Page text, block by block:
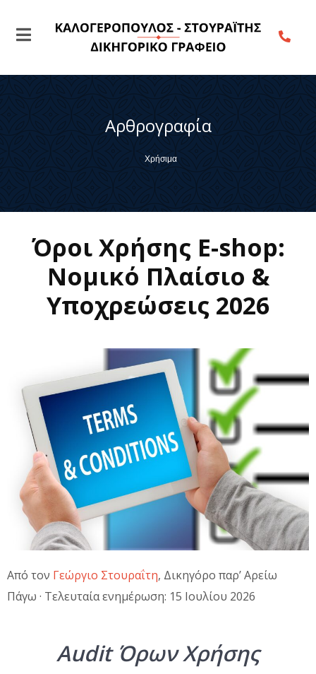
Αρθρογραφία
Χρήσιμα
Όροι Χρήσης E-shop:
Νομικό Πλαίσιο &
Υποχρεώσεις 2026
Από τον Γεώργιο Στουραΐτη, Δικηγόρο παρ’ Αρείω
Πάγω · Τελευταία ενημέρωση: 15 Ιουλίου 2026
Audit Όρων Χρήσης